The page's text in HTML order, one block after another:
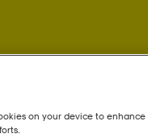
on your device to enhance